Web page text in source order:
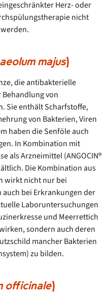
Herz- oder
nicht
majus)
die antibakterielle
von
Sie enthält Scharfstoffe,
von Bakterien, Viren
haben die Senföle auch
In Kombination mit
als Arzneimittel (ANGOCIN®
Die Kombination aus
wirkt nicht nur bei
bei Erkrankungen der
Laboruntersuchungen
und Meerrettich
sondern auch deren
mancher Bakterien
zu bilden.
officinale)